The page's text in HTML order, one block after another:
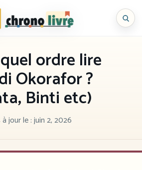
Chronolivre
ordre lire
Okorafor ?
Binti etc)
jour le :juin 2, 2026